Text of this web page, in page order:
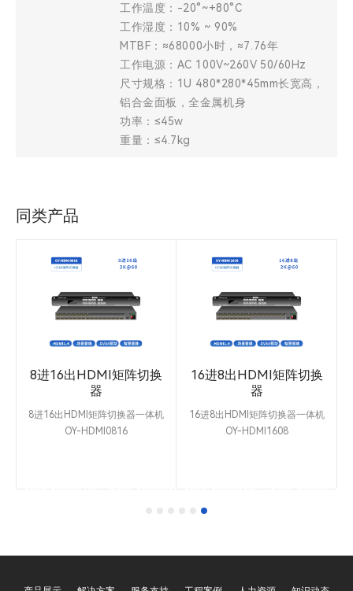
工作温度：-20°~+80°C
工作湿度：10% ~ 90%
MTBF：≈68000小时，≈7.76年
工作电源：AC 100V~260V 50/60Hz
尺寸规格：1U 480*280*45mm长宽高，
铝合金面板，全金属机身
功率：≤45w
重量：≤4.7kg
同类产品
8进16出HDMI矩阵切换
器
8进16出HDMI矩阵切换器一体机
OY-HDMI0816
16进8出HDMI矩阵切换
器
16进8出HDMI矩阵切换器一体机
OY-HDMI1608
RS232/485/OY-NET等控制方